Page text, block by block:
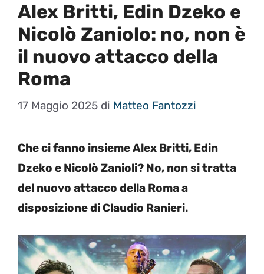
Alex Britti, Edin Dzeko e
Nicolò Zaniolo: no, non è
il nuovo attacco della
Roma
17 Maggio 2025 di Matteo Fantozzi
Che ci fanno insieme Alex Britti, Edin
Dzeko e Nicolò Zanioli? No, non si tratta
del nuovo attacco della Roma a
disposizione di Claudio Ranieri.